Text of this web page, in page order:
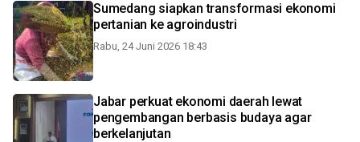
Sumedang siapkan transformasi ekonomi
pertanian ke agroindustri
Rabu, 24 Juni 2026 18:43
Jabar perkuat ekonomi daerah lewat
pengembangan berbasis budaya agar
berkelanjutan